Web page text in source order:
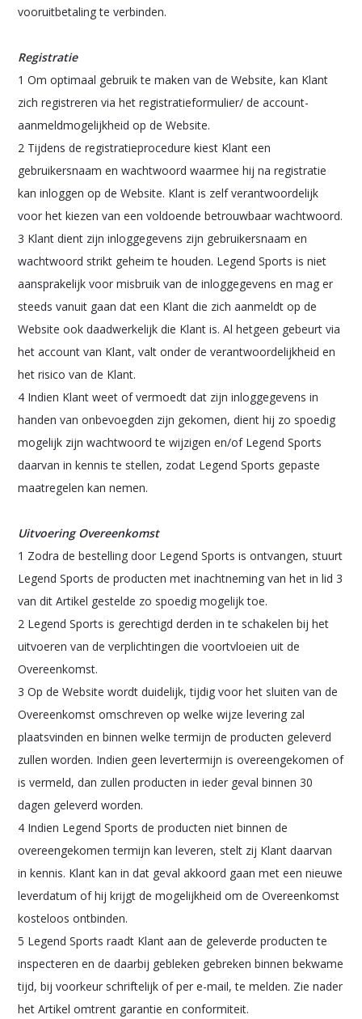
vooruitbetaling te verbinden.
Registratie
1 Om optimaal gebruik te maken van de Website, kan Klant
zich registreren via het registratieformulier/ de account-
aanmeldmogelijkheid op de Website.
2 Tijdens de registratieprocedure kiest Klant een
gebruikersnaam en wachtwoord waarmee hij na registratie
kan inloggen op de Website. Klant is zelf verantwoordelijk
voor het kiezen van een voldoende betrouwbaar wachtwoord.
3 Klant dient zijn inloggegevens zijn gebruikersnaam en
wachtwoord strikt geheim te houden. Legend Sports is niet
aansprakelijk voor misbruik van de inloggegevens en mag er
steeds vanuit gaan dat een Klant die zich aanmeldt op de
Website ook daadwerkelijk die Klant is. Al hetgeen gebeurt via
het account van Klant, valt onder de verantwoordelijkheid en
het risico van de Klant.
4 Indien Klant weet of vermoedt dat zijn inloggegevens in
handen van onbevoegden zijn gekomen, dient hij zo spoedig
mogelijk zijn wachtwoord te wijzigen en/of Legend Sports
daarvan in kennis te stellen, zodat Legend Sports gepaste
maatregelen kan nemen.
Uitvoering Overeenkomst
1 Zodra de bestelling door Legend Sports is ontvangen, stuurt
Legend Sports de producten met inachtneming van het in lid 3
van dit Artikel gestelde zo spoedig mogelijk toe.
2 Legend Sports is gerechtigd derden in te schakelen bij het
uitvoeren van de verplichtingen die voortvloeien uit de
Overeenkomst.
3 Op de Website wordt duidelijk, tijdig voor het sluiten van de
Overeenkomst omschreven op welke wijze levering zal
plaatsvinden en binnen welke termijn de producten geleverd
zullen worden. Indien geen levertermijn is overeengekomen of
is vermeld, dan zullen producten in ieder geval binnen 30
dagen geleverd worden.
4 Indien Legend Sports de producten niet binnen de
overeengekomen termijn kan leveren, stelt zij Klant daarvan
in kennis. Klant kan in dat geval akkoord gaan met een nieuwe
leverdatum of hij krijgt de mogelijkheid om de Overeenkomst
kosteloos ontbinden.
5 Legend Sports raadt Klant aan de geleverde producten te
inspecteren en de daarbij gebleken gebreken binnen bekwame
tijd, bij voorkeur schriftelijk of per e-mail, te melden. Zie nader
het Artikel omtrent garantie en conformiteit.